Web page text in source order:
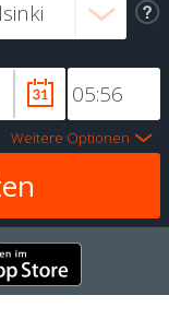
Weitere Optionen